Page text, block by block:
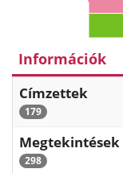
Információk
Címzettek
179
Megtekintések
298